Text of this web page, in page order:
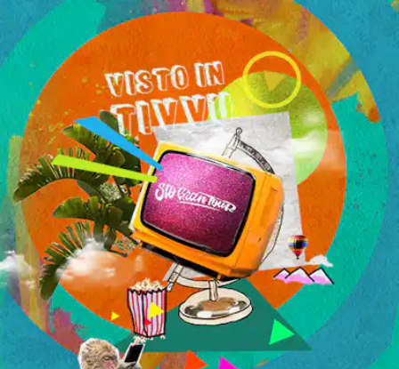
Tutti i viaggi Prossime partenze